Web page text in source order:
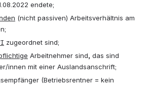
endete;
(nicht passiven) Arbeitsverhältnis am
zugeordnet sind;
Arbeitnehmer sind, das sind
innen mit einer Auslandsanschrift;
(Betriebsrentner = kein